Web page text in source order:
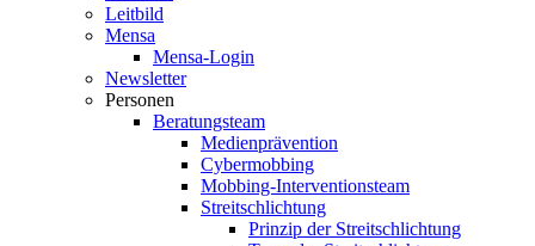
Leitbild
Mensa
Mensa-Login
Newsletter
Personen
Beratungsteam
Medienprävention
Cybermobbing
Mobbing-Interventionsteam
Streitschlichtung
Prinzip der Streitschlichtung